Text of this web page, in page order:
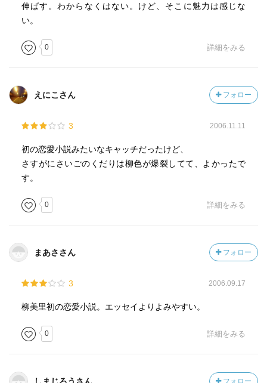
伸ばす。わからなくはない。けど、そこに魅力は感じな
い。
0 詳細をみる
えにこさん フォロー
3 2006.11.11
初の恋愛小説みたいなキャッチだったけど、
さすがにさいごのくだりは柳色が爆裂してて、よかったで
す。
0 詳細をみる
まあささん フォロー
3 2006.09.17
柳美里初の恋愛小説。エッセイよりよみやすい。
0 詳細をみる
フォロー